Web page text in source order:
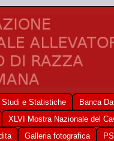
Studi e Statistiche
Banca
XLVI Mostra Nazionale del
Galleria fotografica